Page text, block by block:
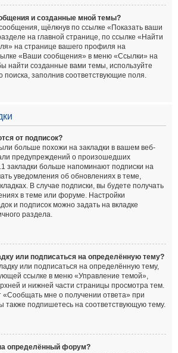
и созданные мной темы?
щёлкнув по ссылке «Показать ваши
на главной странице, по ссылке «Найти
на странице вашего профиля на
«Ваши сообщения» в меню «Ссылки» на
найти созданные вами темы, используйте
поиска, заполнив соответствующие поля.
от подписок?
больше похожи на закладки в вашем веб-
предупреждений о произошедших
закладки больше напоминают подписки на
уведомления об обновлениях в теме,
В случае подписки, вы будете получать
в теме или форуме. Настройки
и подписок можно задать на вкладке
раздела.
или подписаться на определённую тему?
или подписаться на определённую тему,
ссылке в меню «Управление темой»,
и нижней части страницы просмотра тем.
«Сообщать мне о получении ответа» при
также подпишетесь на соответствующую тему.
определённый форум?